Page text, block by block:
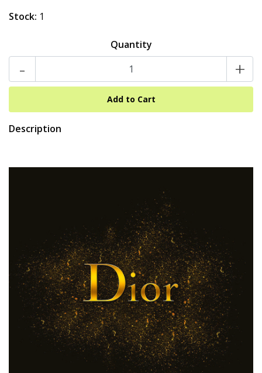
Stock: 1
Quantity
- +
Description